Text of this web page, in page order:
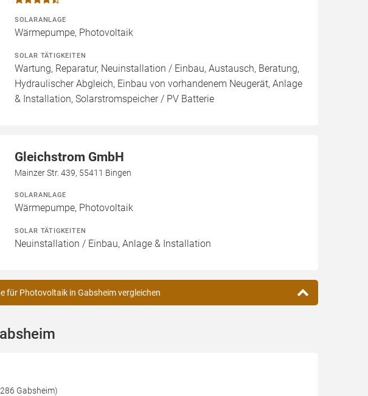
SOLARANLAGE
Wärmepumpe, Photovoltaik
SOLAR TÄTIGKEITEN
Wartung, Reparatur, Neuinstallation / Einbau, Austausch, Beratung,
Hydraulischer Abgleich, Einbau von vorhandenem Neugerät, Anlage
& Installation, Solarstromspeicher / PV Batterie
Gleichstrom GmbH
Mainzer Str. 439, 55411 Bingen
SOLARANLAGE
Wärmepumpe, Photovoltaik
SOLAR TÄTIGKEITEN
Neuinstallation / Einbau, Anlage & Installation
für Photovoltaik in Gabsheim vergleichen
Gabsheim)